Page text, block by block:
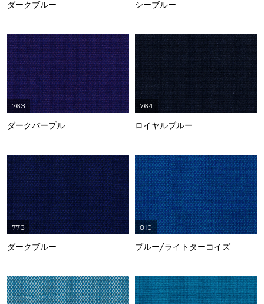
ダークブルー シーブルー
763
ダークパープル
764
ロイヤルブルー
773
ダークブルー
810
ブルー/ライトターコイズ